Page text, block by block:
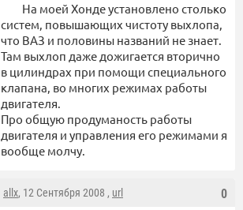
На моей Хонде установлено столько
систем, повышающих чистоту выхлопа,
что ВАЗ и половины названий не знает.
Там выхлоп даже дожигается вторично
в цилиндрах при помощи специального
клапана, во многих режимах работы
двигателя.
Про общую продуманость работы
двигателя и управления его режимами я
вообще молчу.
0
allx, 12 Сентября 2008 , url